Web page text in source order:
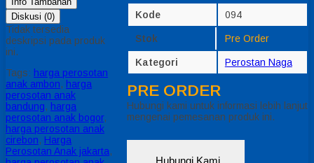
Kode 094
Stok Pre Order
Kategori Perostan Naga
PRE ORDER
Hubungi kami untuk informasi lebih lanjut
mengenai pemesanan produk ini.
Hubungi Kami
Diskusi (0)
Tidak tersedia
deskripsi pada produk
ini.
Tags: harga perosotan
anak ambon, harga
perosotan anak
bandung, harga
perosotan anak bogor,
harga perosotan anak
cirebon, Harga
Perosotan Anak jakarta,